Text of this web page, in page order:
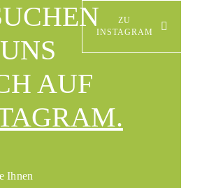
AUF
Ihnen
ZU
INSTAGRAM